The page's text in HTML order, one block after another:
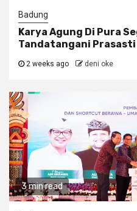
Badung
Karya Agung Di Pura
Tandatangani Prasasti
2 weeks ago deni oke
3 min read